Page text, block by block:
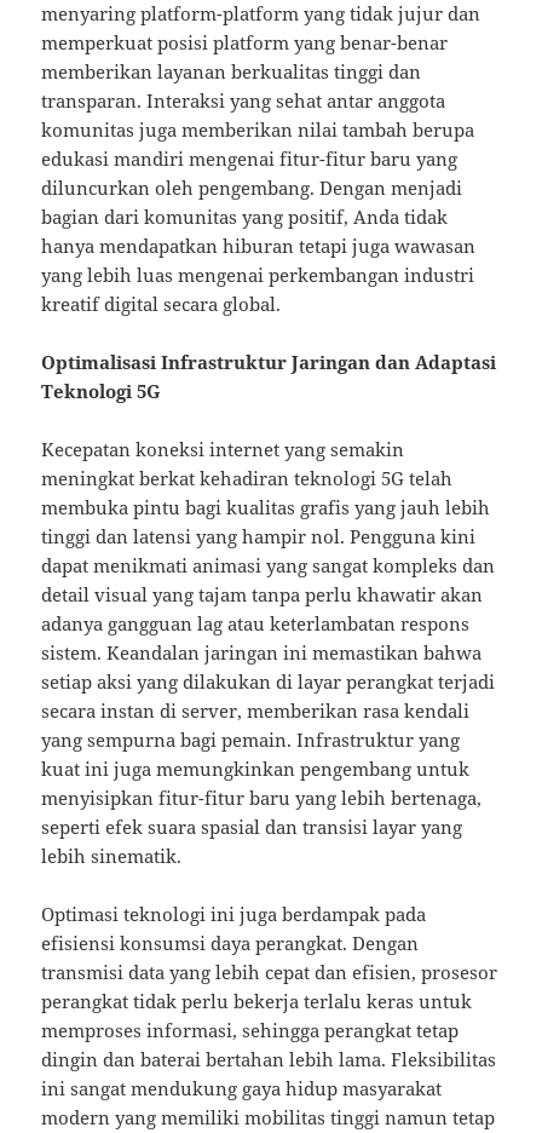
menyaring platform-platform yang tidak jujur dan
memperkuat posisi platform yang benar-benar
memberikan layanan berkualitas tinggi dan
transparan. Interaksi yang sehat antar anggota
komunitas juga memberikan nilai tambah berupa
edukasi mandiri mengenai fitur-fitur baru yang
diluncurkan oleh pengembang. Dengan menjadi
bagian dari komunitas yang positif, Anda tidak
hanya mendapatkan hiburan tetapi juga wawasan
yang lebih luas mengenai perkembangan industri
kreatif digital secara global.
Optimalisasi Infrastruktur Jaringan dan Adaptasi
Teknologi 5G
Kecepatan koneksi internet yang semakin
meningkat berkat kehadiran teknologi 5G telah
membuka pintu bagi kualitas grafis yang jauh lebih
tinggi dan latensi yang hampir nol. Pengguna kini
dapat menikmati animasi yang sangat kompleks dan
detail visual yang tajam tanpa perlu khawatir akan
adanya gangguan lag atau keterlambatan respons
sistem. Keandalan jaringan ini memastikan bahwa
setiap aksi yang dilakukan di layar perangkat terjadi
secara instan di server, memberikan rasa kendali
yang sempurna bagi pemain. Infrastruktur yang
kuat ini juga memungkinkan pengembang untuk
menyisipkan fitur-fitur baru yang lebih bertenaga,
seperti efek suara spasial dan transisi layar yang
lebih sinematik.
Optimasi teknologi ini juga berdampak pada
efisiensi konsumsi daya perangkat. Dengan
transmisi data yang lebih cepat dan efisien, prosesor
perangkat tidak perlu bekerja terlalu keras untuk
memproses informasi, sehingga perangkat tetap
dingin dan baterai bertahan lebih lama. Fleksibilitas
ini sangat mendukung gaya hidup masyarakat
modern yang memiliki mobilitas tinggi namun tetap